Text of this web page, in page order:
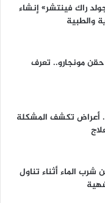
راك فينتشر» إنشاء
والطبية
حقن مونجارو.. تعرف
أعراض تكشف المشكلة
الماء أثناء تناول